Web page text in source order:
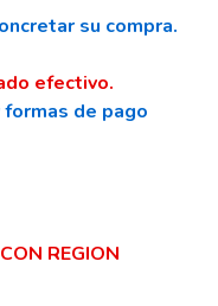
su compra.
efectivo.
de pago
REGION